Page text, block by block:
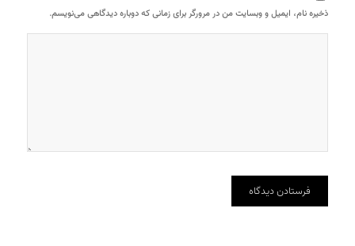
ذخیره نام، ایمیل و وبسایت من در مرورگر برای زمانی که دوباره دیدگاهی می‌نویسم.